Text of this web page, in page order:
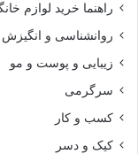
راهنما خرید لوازم
روانشناسی و انگیزش
زیبایی و پوست و مو
سرگرمی
کسب و کار
کیک و دسر